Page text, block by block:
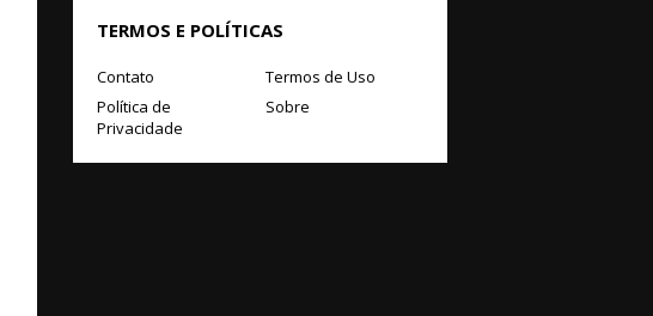
TERMOS E POLÍTICAS
Contato
Termos de Uso
Política de
Privacidade
Sobre